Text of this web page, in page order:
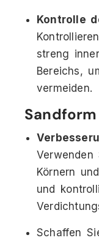
Kontrolle
streng
Bereichs,
vermeiden.
Körnern
und
Schaffen